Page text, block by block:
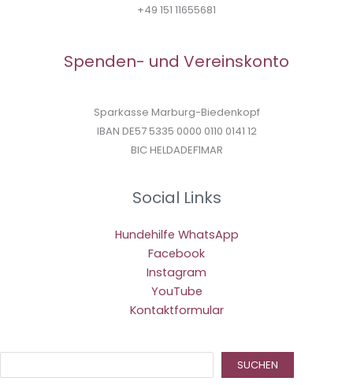
+49 151 11655681
Spenden- und Vereinskonto
Sparkasse Marburg-Biedenkopf
IBAN DE57 5335 0000 0110 0141 12
BIC HELDADEF1MAR
Social Links
Hundehilfe WhatsApp
Facebook
Instagram
YouTube
Kontaktformular
SUCHEN